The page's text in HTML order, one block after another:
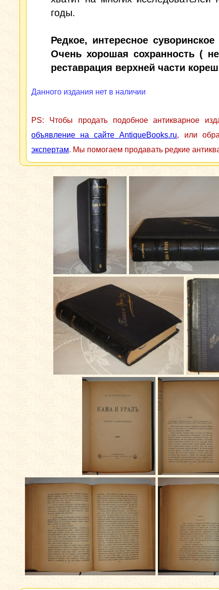
годы.
Редкое, интересное суворинское
Очень хорошая сохранность (
реставрация верхней части
Данного издания нет в наличии
PS: Чтобы продать подобное антикварное
объявление на сайте AntiqueBooks.ru, или
экспертам. Мы помогаем продавать редкие